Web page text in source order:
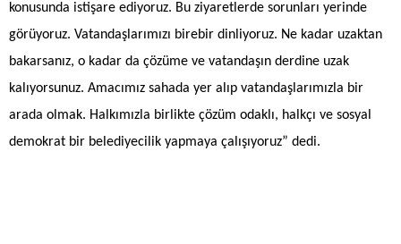
konusunda istişare ediyoruz. Bu ziyaretlerde sorunları yerinde
görüyoruz. Vatandaşlarımızı birebir dinliyoruz. Ne kadar uzaktan
bakarsanız, o kadar da çözüme ve vatandaşın derdine uzak
kalıyorsunuz. Amacımız sahada yer alıp vatandaşlarımızla bir
arada olmak. Halkımızla birlikte çözüm odaklı, halkçı ve sosyal
demokrat bir belediyecilik yapmaya çalışıyoruz” dedi.